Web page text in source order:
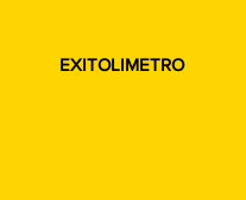
EXITOLIMETRO